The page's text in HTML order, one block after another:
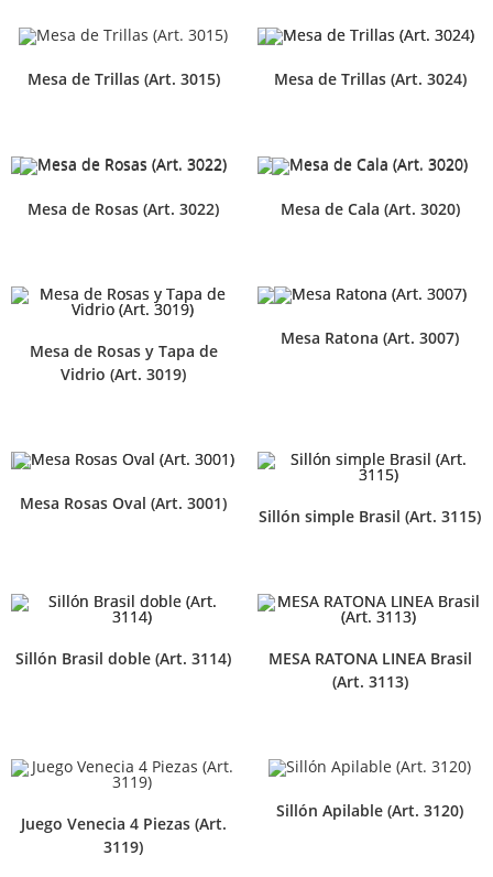
Mesa de Trillas (Art. 3015) Mesa de Trillas (Art. 3024)
Mesa de Rosas (Art. 3022) Mesa de Cala (Art. 3020)
Mesa de Rosas y Tapa de
Vidrio (Art. 3019)
Mesa Ratona (Art. 3007)
Mesa Rosas Oval (Art. 3001)
Sillón simple Brasil (Art. 3115)
Sillón Brasil doble (Art. 3114)
MESA RATONA LINEA Brasil
(Art. 3113)
Juego Venecia 4 Piezas (Art.
3119)
Sillón Apilable (Art. 3120)